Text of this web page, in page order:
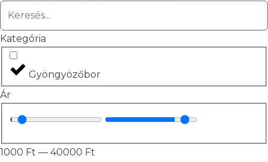
Kategória
Gyöngyözőbor
Ár
1000 Ft — 40000 Ft